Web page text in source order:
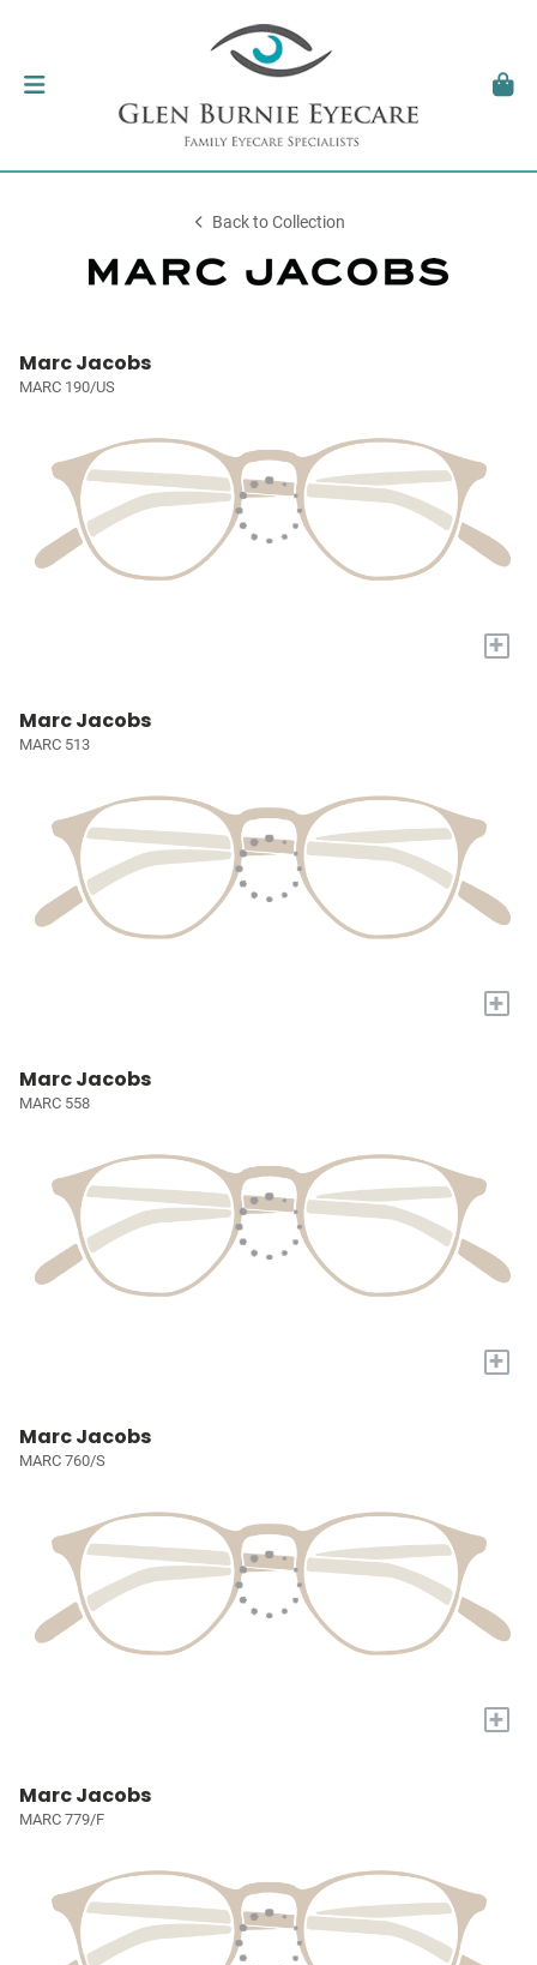
Back to Collection
Marc Jacobs
MARC 190/US
+
Marc Jacobs
MARC 513
+
Marc Jacobs
MARC 558
+
Marc Jacobs
MARC 760/S
+
Marc Jacobs
MARC 779/F